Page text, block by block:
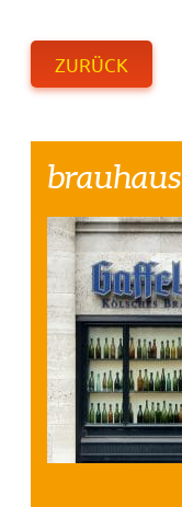
ZURÜCK
brauhaus